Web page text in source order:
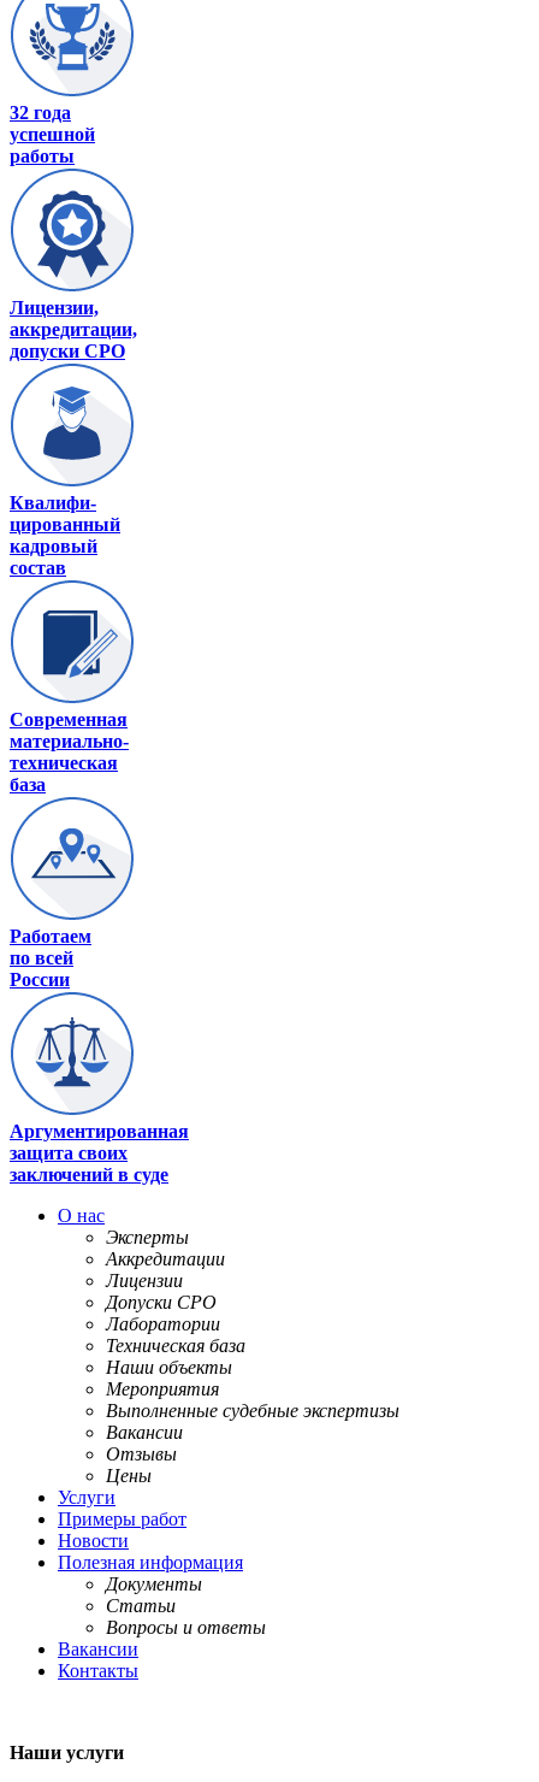
32 года
успешной
работы
Лицензии,
аккредитации,
допуски СРО
Квалифи-
цированный
кадровый
состав
Современная
материально-
техническая
база
Работаем
по всей
России
Аргументированная
защита своих
заключений в суде
О нас
Эксперты
Аккредитации
Лицензии
Допуски СРО
Лаборатории
Техническая база
Наши объекты
Мероприятия
Выполненные судебные экспертизы
Вакансии
Отзывы
Цены
Услуги
Примеры работ
Новости
Полезная информация
Документы
Статьи
Вопросы и ответы
Вакансии
Контакты
Наши услуги